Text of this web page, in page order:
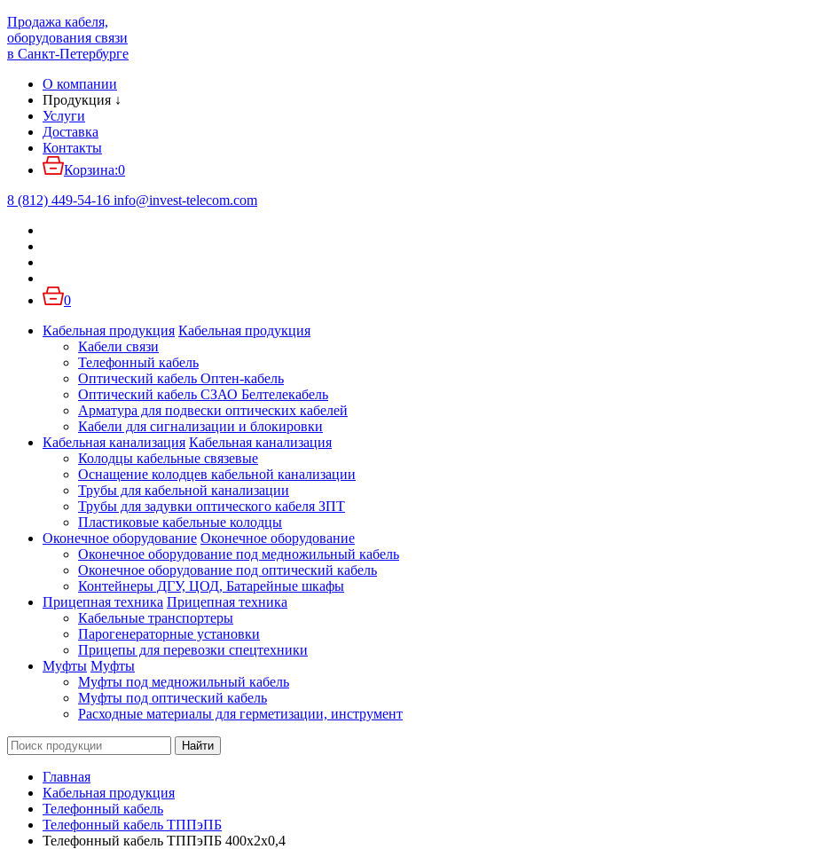
Продажа кабеля,
оборудования связи
в Санкт-Петербурге
О компании
Продукция ↓
Услуги
Доставка
Контакты
Корзина:0
8 (812) 449-54-16 info@invest-telecom.com
0
Кабельная продукция Кабельная продукция
Кабели связи
Телефонный кабель
Оптический кабель Оптен-кабель
Оптический кабель СЗАО Белтелекабель
Арматура для подвески оптических кабелей
Кабели для сигнализации и блокировки
Кабельная канализация Кабельная канализация
Колодцы кабельные связевые
Оснащение колодцев кабельной канализации
Трубы для кабельной канализации
Трубы для задувки оптического кабеля ЗПТ
Пластиковые кабельные колодцы
Оконечное оборудование Оконечное оборудование
Оконечное оборудование под медножильный кабель
Оконечное оборудование под оптический кабель
Контейнеры ДГУ, ЦОД, Батарейные шкафы
Прицепная техника Прицепная техника
Кабельные транспортеры
Парогенераторные установки
Прицепы для перевозки спецтехники
Муфты Муфты
Муфты под медножильный кабель
Муфты под оптический кабель
Расходные материалы для герметизации, инструмент
Главная
Кабельная продукция
Телефонный кабель
Телефонный кабель ТППэПБ
Телефонный кабель ТППэПБ 400х2х0,4